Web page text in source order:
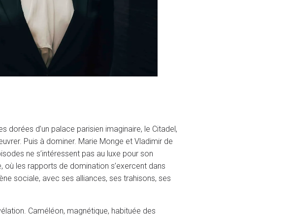
d’un palace parisien imaginaire, le Citadel,
Puis à dominer. Marie Monge et Vladimir de
ne s’intéressent pas au luxe pour son
où les rapports de domination s’exercent dans
sociale, avec ses alliances, ses trahisons, ses
Caméléon, magnétique, habituée des